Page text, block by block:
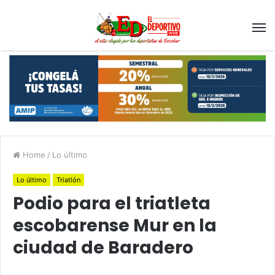
Home / Lo último
Lo último Triatlón
Podio para el triatleta
escobarense Mur en la
ciudad de Baradero